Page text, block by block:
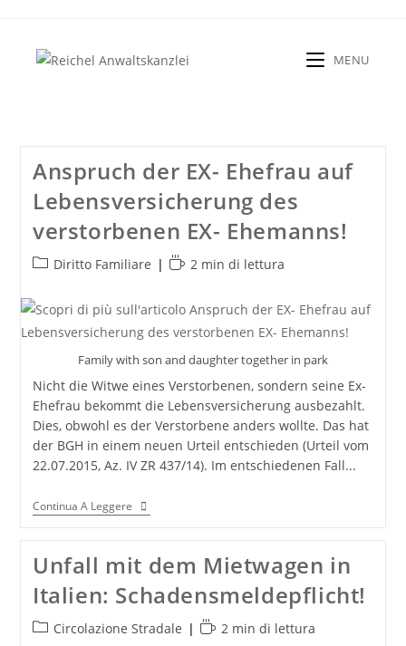
contenuto
MENU
Anspruch der EX- Ehefrau auf
Lebensversicherung des
verstorbenen EX- Ehemanns!
Categoria
Diritto Familiare
Tempo
lettura:
2 min di lettura
Family with son and daughter together in park
Nicht die Witwe eines Verstorbenen, sondern seine Ex-
Ehefrau bekommt die Lebensversicherung ausbezahlt.
Dies, obwohl es der Verstorbene anders wollte. Das hat
der BGH in einem neuen Urteil entschieden (Urteil vom
22.07.2015, Az. IV ZR 437/14). Im entschiedenen Fall...
Continua A LeggereAnspruch
Der
Auf
Lebensversicherung
Des
Verstorbenen
EX-
Ehemanns!
Unfall mit dem Mietwagen in
Italien: Schadensmeldepflicht!
Categoria
Circolazione Stradale
Tempo2 min di lettura